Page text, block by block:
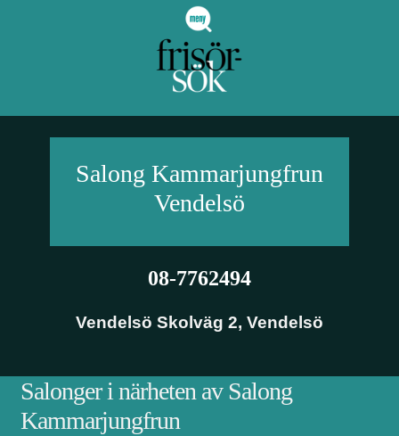
Salong Kammarjungfrun
Vendelsö
08-7762494
Vendelsö Skolväg 2, Vendelsö
Salonger i närheten av Salong
Kammarjungfrun